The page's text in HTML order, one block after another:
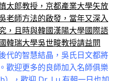
太郎教授，京都產業大學矢放
老師方法的啟發，當年又深入
，且時與韓國漢陽大學國際語
韓瑞大學吳世畯教授請益問
代的智慧結晶，吳氏日文都將
歡迎更多的良師加入名師俱樂